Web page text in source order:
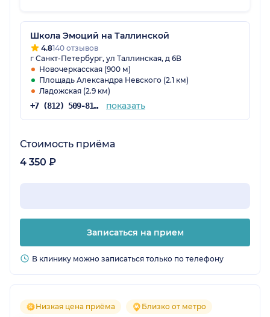
Школа Эмоций на Таллинской
4.8140 отзывов
г Санкт-Петербург, ул Таллинская, д 6В
Новочеркасская (900 м)
Площадь Александра Невского (2.1 км)
Ладожская (2.9 км)
+7 (812) 509-81-85 показать
Стоимость приёма
4 350 ₽
Записаться на прием
В клинику можно записаться только по телефону
Низкая цена приёма Близко от метро